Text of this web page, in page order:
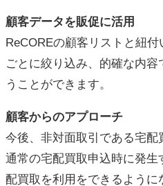
顧客データを販促に活用
ReCOREの顧客リストと紐
ごとに絞り込み、的確な内
うことができます。
顧客からのアプローチ
今後、非対面取引である宅配
通常の宅配買取申込時に発
配買取を利用をできるように